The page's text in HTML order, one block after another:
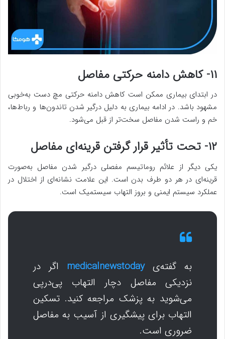
۱۱- کاهش دامنه حرکتی مفاصل
در ابتدای بیماری ممکن است کاهش دامنه حرکتی مچ دست به‌خوبی
مشهود باشد. در ادامه بیماری به دلیل درگیر شدن تاندون‌ها و رباط‌ها،
خم و راست شدن مفاصل سخت‌تر از قبل می‌شود.
۱۲- تحت تأثیر قرار گرفتن قرینه‌ای مفاصل
یکی دیگر از علائم روماتیسم مفصلی درگیر شدن مفاصل به‌صورت
قرینه‌ای در هر دو طرف بدن است. این علامت نشانه‌ای از اختلال در
عملکرد سیستم ایمنی و بروز التهاب سیستمیک است.
به گفته‌یmedicalnewstoday
اگر در
نزدیکی مفاصل دچار التهاب پی‌درپی
می‌شوید به پزشک مراجعه کنید. تسکین
التهاب برای پیشگیری از آسیب به مفاصل
ضروری است.